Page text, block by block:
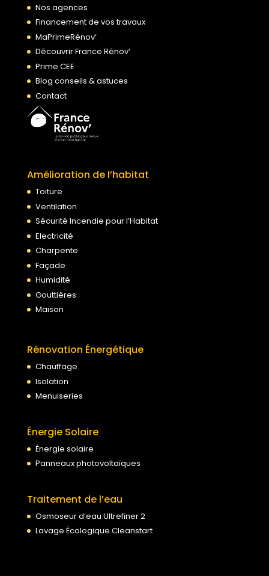
Nos agences
Financement de vos travaux
MaPrimeRénov’
Découvrir France Rénov’
Prime CEE
Blog conseils & astuces
Contact
Amélioration de l’habitat
Toiture
Ventilation
Sécurité Incendie pour l’Habitat
Electricité
Charpente
Façade
Humidité
Gouttières
Maison
Rénovation Énergétique
Chauffage
Isolation
Menuiseries
Énergie Solaire
Énergie solaire
Panneaux photovoltaïques
Traitement de l’eau
Osmoseur d’eau Ultrefiner 2
Lavage Écologique Cleanstart